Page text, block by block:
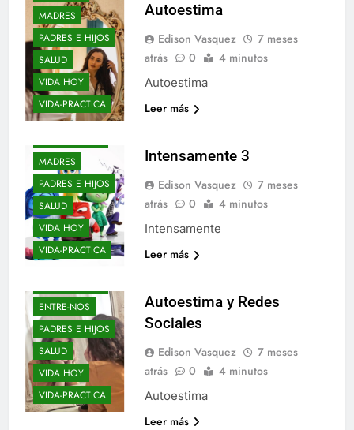
MADRES
PADRES E HIJOS
SALUD
VIDA HOY
VIDA-PRACTICA
Autoestima
Edison Vasquez
7 meses
atrás
0 4 minutos
Autoestima
Leer más
AÑO NUEVO
BEBES
BLOGS
MADRES
PADRES E HIJOS
SALUD
VIDA HOY
VIDA-PRACTICA
Intensamente 3
Edison Vasquez
7 meses
atrás
0 4 minutos
Intensamente
Leer más
AÑO NUEVO
BLOGS
ENTRE-NOS
PADRES E HIJOS
SALUD
VIDA HOY
VIDA-PRACTICA
Autoestima y Redes
Sociales
Edison Vasquez
7 meses
atrás
0 4 minutos
Autoestima
Leer más